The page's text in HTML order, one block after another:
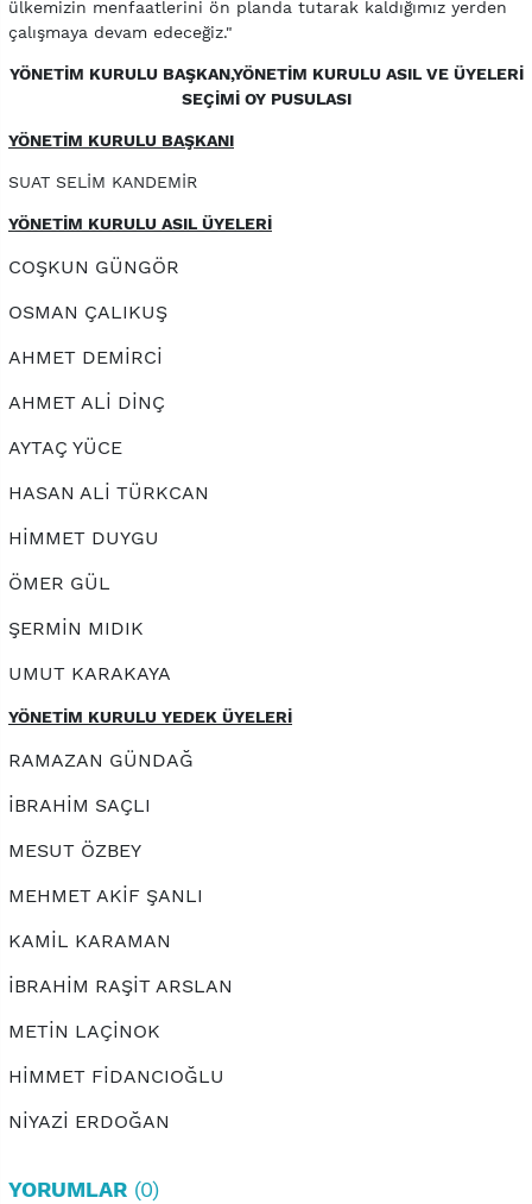
ülkemizin menfaatlerini ön planda tutarak kaldığımız yerden
çalışmaya devam edeceğiz."
YÖNETİM KURULU BAŞKAN,YÖNETİM KURULU ASIL VE ÜYELERİ
SEÇİMİ OY PUSULASI
YÖNETİM KURULU BAŞKANI
SUAT SELİM KANDEMİR
YÖNETİM KURULU ASIL ÜYELERİ
COŞKUN GÜNGÖR
OSMAN ÇALIKUŞ
AHMET DEMİRCİ
AHMET ALİ DİNÇ
AYTAÇ YÜCE
HASAN ALİ TÜRKCAN
HİMMET DUYGU
ÖMER GÜL
ŞERMİN MIDIK
UMUT KARAKAYA
YÖNETİM KURULU YEDEK ÜYELERİ
RAMAZAN GÜNDAĞ
İBRAHİM SAÇLI
MESUT ÖZBEY
MEHMET AKİF ŞANLI
KAMİL KARAMAN
İBRAHİM RAŞİT ARSLAN
METİN LAÇİNOK
HİMMET FİDANCIOĞLU
NİYAZİ ERDOĞAN
YORUMLAR (0)